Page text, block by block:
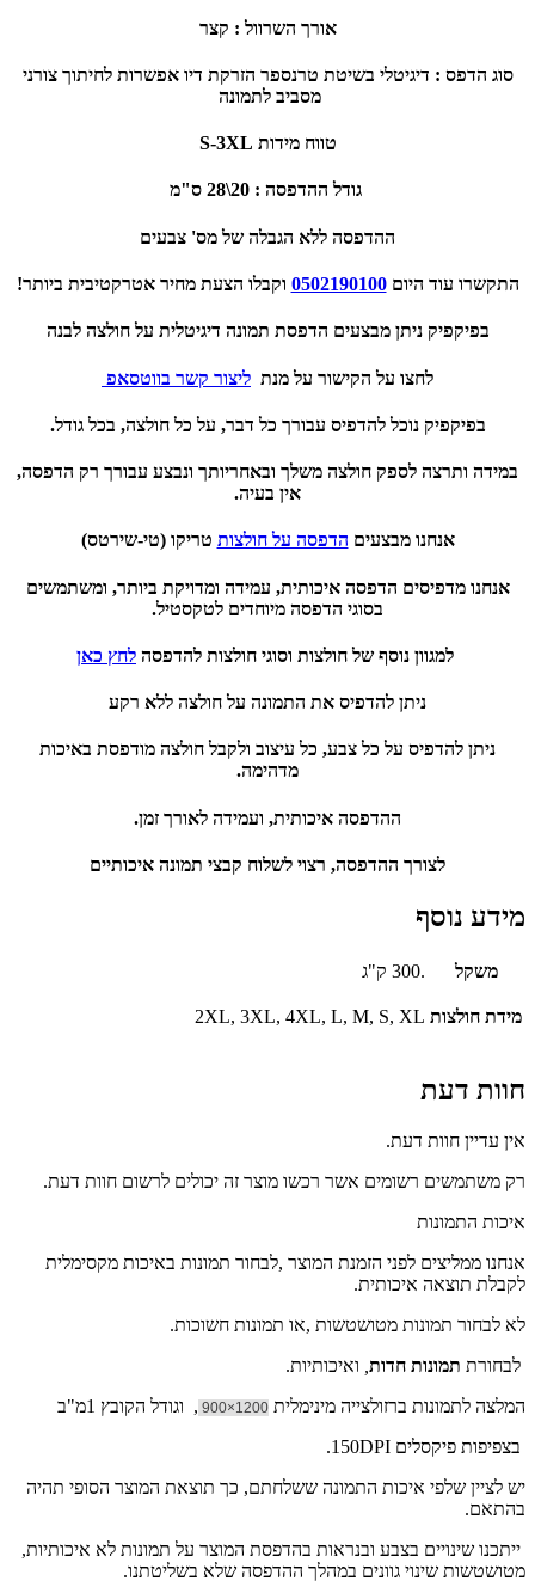
אורך השרוול : קצר
סוג הדפס : דיגיטלי בשיטת טרנספר הזרקת דיו אפשרות לחיתוך צורני
מסביב לתמונה
טווח מידות S-3XL
גודל ההדפסה : 20\28 ס"מ
ההדפסה ללא הגבלה של מס' צבעים
התקשרו עוד היום0502190100 וקבלו הצעת מחיר אטרקטיבית ביותר!
בפיקפיק ניתן מבצעים הדפסת תמונה דיגיטלית על חולצה לבנה
לחצו על הקישור על מנת ליצור קשר בווטסאפ
בפיקפיק נוכל להדפיס עבורך כל דבר, על כל חולצה, בכל גודל.
במידה ותרצה לספק חולצה משלך ובאחריותך ונבצע עבורך רק הדפסה,
אין בעיה.
אנחנו מבצעים הדפסה על חולצות טריקו (טי-שירטס)
אנחנו מדפיסים הדפסה איכותית, עמידה ומדויקת ביותר, ומשתמשים
בסוגי הדפסה מיוחדים לטקסטיל.
למגוון נוסף של חולצות וסוגי חולצות להדפסה לחץ כאן
ניתן להדפיס את התמונה על חולצה ללא רקע
ניתן להדפיס על כל צבע, כל עיצוב ולקבל חולצה מודפסת באיכות
מדהימה.
ההדפסה איכותית, ועמידה לאורך זמן.
לצורך ההדפסה, רצוי לשלוח קבצי תמונה איכותיים
מידע נוסף
משקל .300 ק"ג
מידת חולצות 2XL, 3XL, 4XL, L, M, S, XL
חוות דעת
אין עדיין חוות דעת.
רק משתמשים רשומים אשר רכשו מוצר זה יכולים לרשום חוות דעת.
איכות התמונות
אנחנו ממליצים לפני הזמנת המוצר ,לבחור תמונות באיכות מקסימלית
לקבלת תוצאה איכותית.
לא לבחור תמונות מטושטשות ,או תמונות חשוכות.
לבחורת תמונות חדות ואיכותיות.
המלצה לתמונות ברזולצייה מינימלית 1200×900
, וגודל הקובץ 1מ"ב
בצפיפות פיקסלים 150DPI.
יש לציין שלפי איכות התמונה ששלחתם, כך תוצאת המוצר הסופי תהיה
בהתאם.
ייתכנו שינויים בצבע ובנראות בהדפסת המוצר על תמונות לא איכותיות,
מטושטשות שינוי גוונים במהלך ההדפסה שלא בשליטתנו.